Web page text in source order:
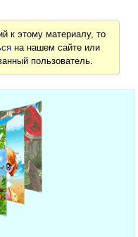
к этому материалу, то
на нашем сайте или
пользователь.